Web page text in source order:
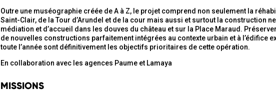
Outre une muséographie créée de A à Z, le projet comprend non seulement la
Saint-Clair, de la Tour d’Arundel et de la cour mais aussi et surtout la construction
médiation et d’accueil dans les douves du château et sur la Place Maraud.
de nouvelles constructions parfaitement intégrées au contexte urbain et à l’édifice
toute l’année sont définitivement les objectifs prioritaires de cette opération.
En collaboration avec les agences Paume et Lamaya
MISSIONS